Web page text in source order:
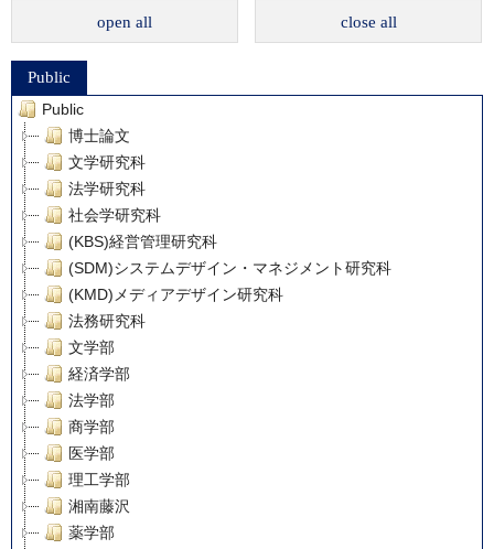
open all close all
Public
Public
博士論文
文学研究科
法学研究科
社会学研究科
(KBS)経営管理研究科
(SDM)システムデザイン・マネジメント研究科
(KMD)メディアデザイン研究科
法務研究科
文学部
経済学部
法学部
商学部
医学部
理工学部
湘南藤沢
薬学部